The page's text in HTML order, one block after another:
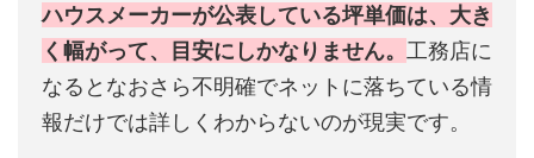
ハウスメーカーが公表している坪単価は、大き
く幅がって、目安にしかなりません。 工務店に
なるとなおさら不明確でネットに落ちている情
報だけでは詳しくわからないのが現実です。